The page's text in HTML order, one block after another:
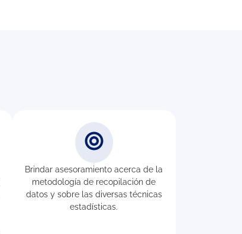
Brindar asesoramiento acerca de la
metodología de recopilación de
datos y sobre las diversas técnicas
estadísticas.